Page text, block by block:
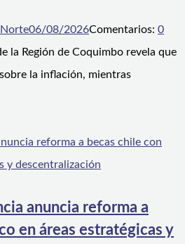
Norte06/08/2026Comentarios: 0
la Región de Coquimbo revela que
la inflación, mientras
anuncia reforma a
en áreas estratégicas y